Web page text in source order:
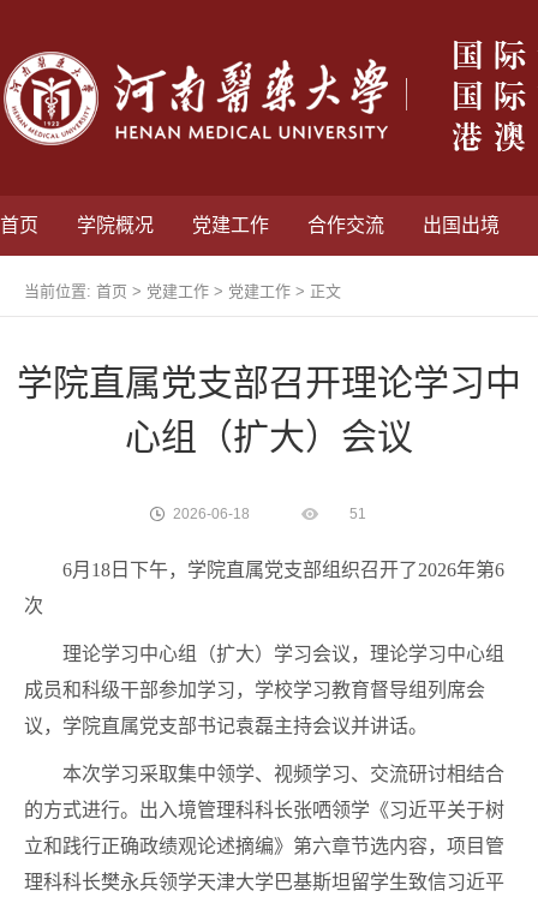
首页 学院概况 党建工作 合作交流 出国出境
当前位置: 首页 > 党建工作 > 党建工作 > 正文
学院直属党支部召开理论学习中
心组（扩大）会议
2026-06-18 51
6月18日下午，学院直属党支部组织召开了2026年第6
次
理论学习中心组（扩大）学习会议，理论学习中心组
成员和科级干部参加学习，学校学习教育督导组列席会
议，学院直属党支部书记袁磊主持会议并讲话。
本次学习采取集中领学、视频学习、交流研讨相结合
的方式进行。出入境管理科科长张哂领学《习近平关于树
立和践行正确政绩观论述摘编》第六章节选内容，项目管
理科科长樊永兵领学天津大学巴基斯坦留学生致信习近平